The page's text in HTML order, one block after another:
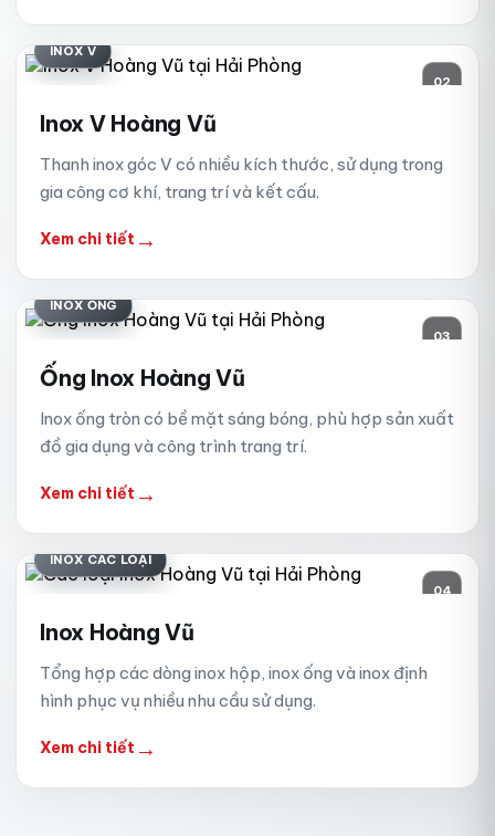
INOX V
02
Inox V Hoàng Vũ
Thanh inox góc V có nhiều kích thước, sử dụng trong
gia công cơ khí, trang trí và kết cấu.
Xem chi tiết →
INOX ỐNG
03
Ống Inox Hoàng Vũ
Inox ống tròn có bề mặt sáng bóng, phù hợp sản xuất
đồ gia dụng và công trình trang trí.
Xem chi tiết →
INOX CÁC LOẠI
04
Inox Hoàng Vũ
Tổng hợp các dòng inox hộp, inox ống và inox định
hình phục vụ nhiều nhu cầu sử dụng.
Xem chi tiết →